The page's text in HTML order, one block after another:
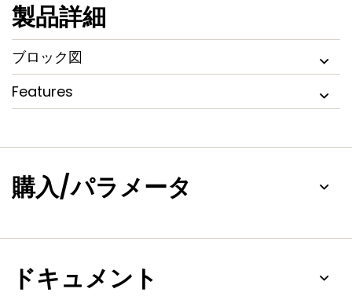
製品詳細
ブロック図
Features
購入/パラメータ
ドキュメント